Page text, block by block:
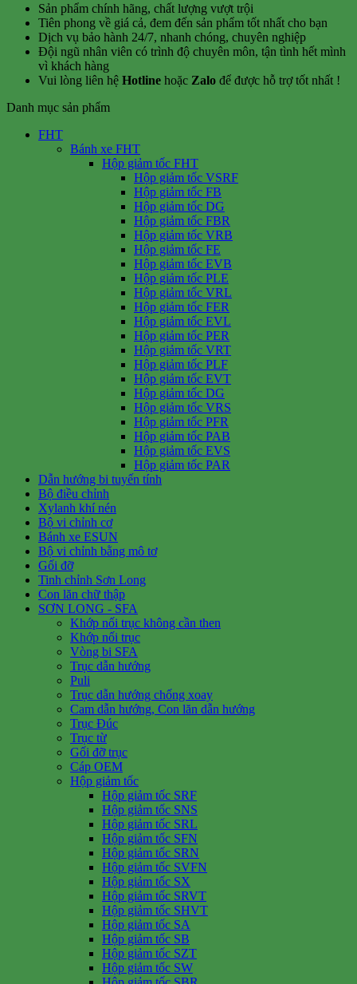
Sản phẩm chính hãng, chất lượng vượt trội
Tiên phong về giá cả, đem đến sản phẩm tốt nhất cho bạn
Dịch vụ bảo hành 24/7, nhanh chóng, chuyên nghiệp
Đội ngũ nhân viên có trình độ chuyên môn, tận tình hết mình
vì khách hàng
Vui lòng liên hệ Hotline hoặc Zalo để được hỗ trợ tốt nhất !
Danh mục sản phẩm
FHT
Bánh xe FHT
Hộp giảm tốc FHT
Hộp giảm tốc VSRF
Hộp giảm tốc FB
Hộp giảm tốc DG
Hộp giảm tốc FBR
Hộp giảm tốc VRB
Hộp giảm tốc FE
Hộp giảm tốc EVB
Hộp giảm tốc PLE
Hộp giảm tốc VRL
Hộp giảm tốc FER
Hộp giảm tốc EVL
Hộp giảm tốc PER
Hộp giảm tốc VRT
Hộp giảm tốc PLF
Hộp giảm tốc EVT
Hộp giảm tốc DG
Hộp giảm tốc VRS
Hộp giảm tốc PFR
Hộp giảm tốc PAB
Hộp giảm tốc EVS
Hộp giảm tốc PAR
Dẫn hướng bi tuyến tính
Bộ điều chỉnh
Xylanh khí nén
Bộ vi chỉnh cơ
Bánh xe ESUN
Bộ vi chỉnh bằng mô tơ
Gối đỡ
Tinh chỉnh Sơn Long
Con lăn chữ thập
SƠN LONG - SFA
Khớp nối trục không cần then
Khớp nối trục
Vòng bi SFA
Trục dẫn hướng
Puli
Trục dẫn hướng chống xoay
Cam dẫn hướng, Con lăn dẫn hướng
Trục Đúc
Trục từ
Gối đỡ trục
Cáp OEM
Hộp giảm tốc
Hộp giảm tốc SRF
Hộp giảm tốc SNS
Hộp giảm tốc SRL
Hộp giảm tốc SFN
Hộp giảm tốc SRN
Hộp giảm tốc SVFN
Hộp giảm tốc SX
Hộp giảm tốc SRVT
Hộp giảm tốc SHVT
Hộp giảm tốc SA
Hộp giảm tốc SB
Hộp giảm tốc SZT
Hộp giảm tốc SW